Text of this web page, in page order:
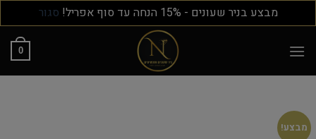
מבצע בניר שעונים - 15% הנחה עד סוף אפריל! סגור
0
מבצע!